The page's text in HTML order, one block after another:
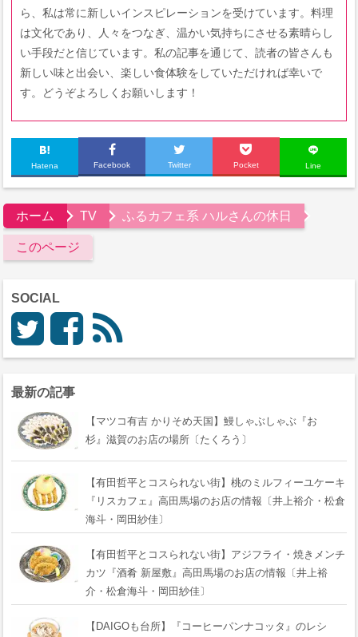
ら、私は常に新しいインスピレーションを受けています。料理
は文化であり、人々をつなぎ、温かい気持ちにさせる素晴らし
い手段だと信じています。私の記事を通じて、読者の皆さんも
新しい味と出会い、楽しい食体験をしていただければ幸いで
す。どうぞよろしくお願いします！
Hatena Facebook Twitter Pocket Line
ホーム TV ふるカフェ系 ハルさんの休日
このページ
SOCIAL
最新の記事
【マツコ有吉 かりそめ天国】鰻しゃぶしゃぶ『おゝ
杉』滋賀のお店の場所〔たくろう〕
【有田哲平とコスられない街】桃のミルフィーユケーキ
『リスカフェ』高田馬場のお店の情報〔井上裕介・松倉
海斗・岡田紗佳〕
【有田哲平とコスられない街】アジフライ・焼きメンチ
カツ『酒肴 新屋敷』高田馬場のお店の情報〔井上裕
介・松倉海斗・岡田紗佳〕
【DAIGOも台所】『コーヒーパンナコッタ』のレシ